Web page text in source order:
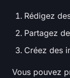
Rédigez
Partagez
Créez des
Vous pouvez